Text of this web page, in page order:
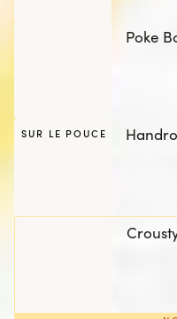
Poke
SUR LE POUCE